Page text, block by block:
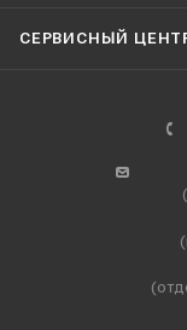
СЕРВИСНЫЙ